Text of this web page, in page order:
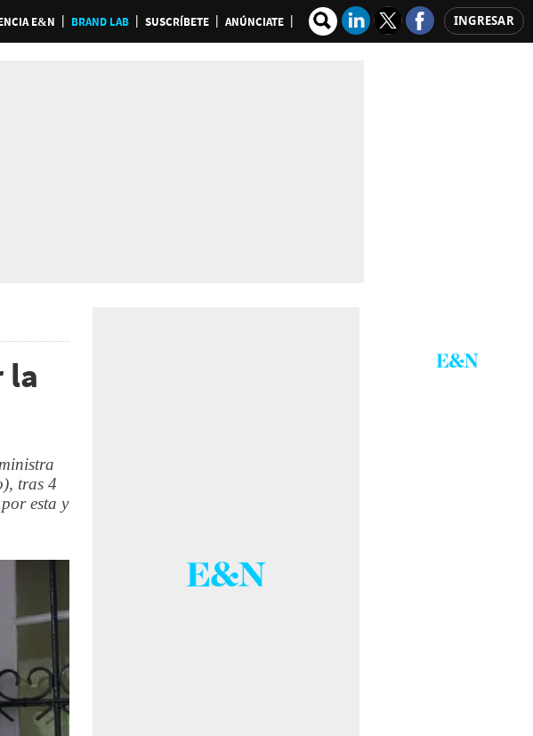
E&N BRAND LAB SUSCRÍBETE ANÚNCIATE INGRESAR
la
tras 4
esta y